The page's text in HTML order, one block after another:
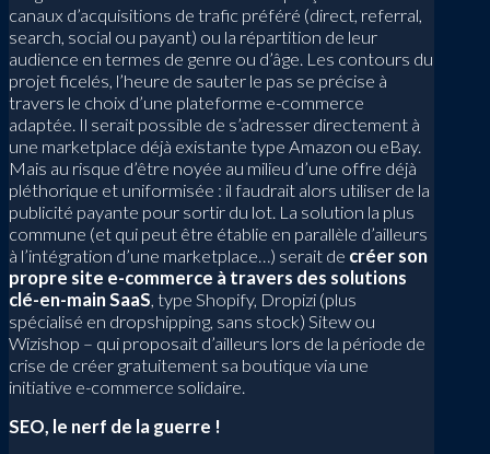
canaux d’acquisitions de trafic préféré (direct, referral,
search, social ou payant) ou la répartition de leur
audience en termes de genre ou d’âge. Les contours du
projet ficelés, l’heure de sauter le pas se précise à
travers le choix d’une plateforme e-commerce
adaptée. Il serait possible de s’adresser directement à
une marketplace déjà existante type Amazon ou eBay.
Mais au risque d’être noyée au milieu d’une offre déjà
pléthorique et uniformisée : il faudrait alors utiliser de la
publicité payante pour sortir du lot. La solution la plus
commune (et qui peut être établie en parallèle d’ailleurs
à l’intégration d’une marketplace…) serait de créer son
propre site e-commerce à travers des solutions
clé-en-main SaaS, type Shopify, Dropizi (plus
spécialisé en dropshipping, sans stock) Sitew ou
Wizishop – qui proposait d’ailleurs lors de la période de
crise de créer gratuitement sa boutique via une
initiative e-commerce solidaire.
SEO, le nerf de la guerre !